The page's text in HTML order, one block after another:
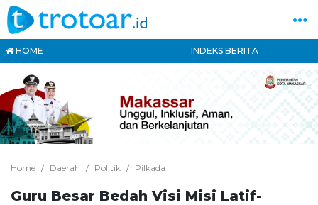
HOME INDEKS BERITA
Home Daerah Politik Pilkada
Guru Besar Bedah Visi Misi Latif-